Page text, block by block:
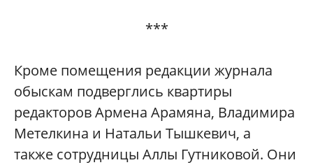
***
Кроме помещения редакции журнала
обыскам подверглись квартиры
редакторов Армена Арамяна, Владимира
Метелкина и Натальи Тышкевич, а
также сотрудницы Аллы Гутниковой. Они